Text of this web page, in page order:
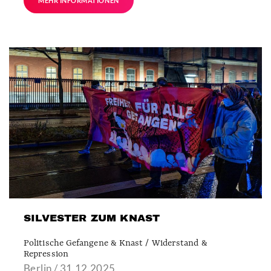
SILVESTER ZUM KNAST
Politische Gefangene & Knast / Widerstand &
Repression
Berlin / 31.12.2025